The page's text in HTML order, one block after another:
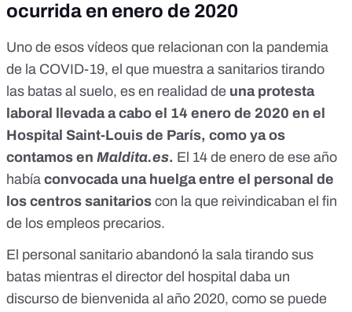
ocurrida en enero de 2020
Uno de esos vídeos que relacionan con la pandemia
de la COVID-19, el que muestra a sanitarios tirando
las batas al suelo, es en realidad de una protesta
laboral llevada a cabo el 14 enero de 2020 en el
Hospital Saint-Louis de París, como ya os
contamos en Maldita.es. El 14 de enero de ese año
había convocada una huelgaentre el personal de
los centros sanitarios con la que reivindicaban el fin
de los empleos precarios.
El personal sanitario abandonó la sala tirando sus
batas mientras el director del hospital daba un
discurso de bienvenida al año 2020, como se puede